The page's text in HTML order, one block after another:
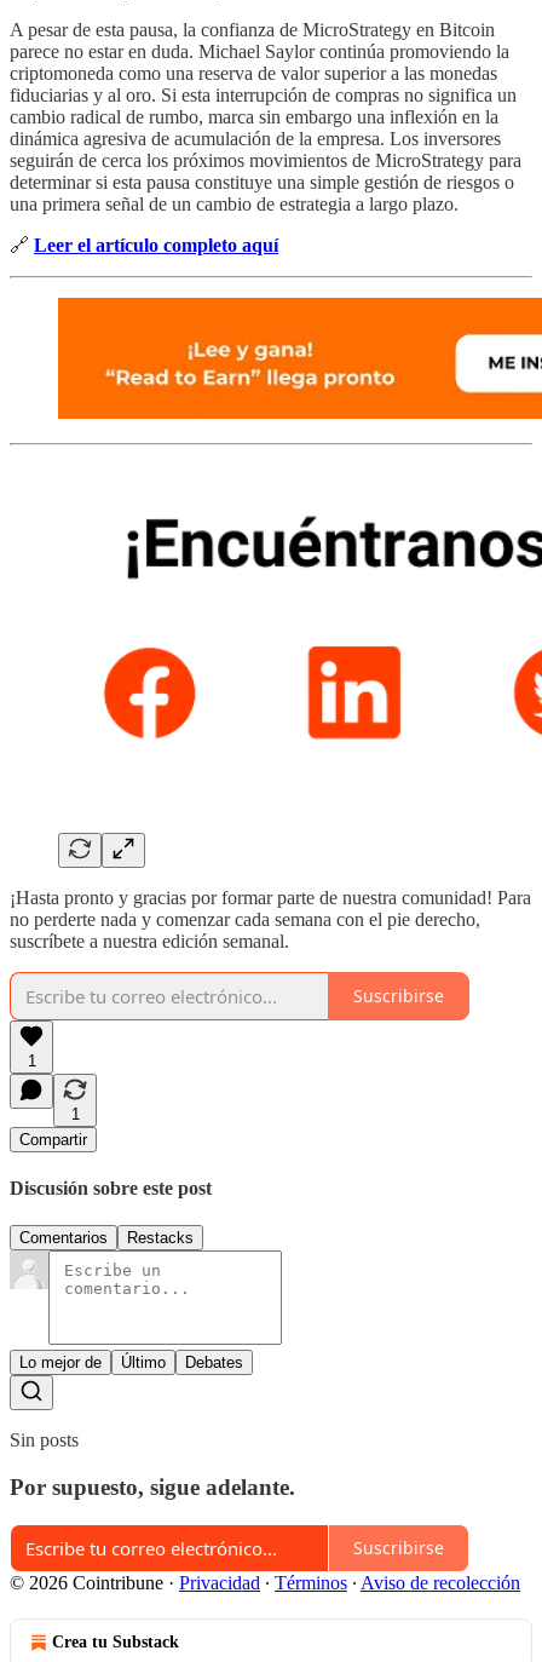
A pesar de esta pausa, la confianza de MicroStrategy en Bitcoin
parece no estar en duda. Michael Saylor continúa promoviendo la
criptomoneda como una reserva de valor superior a las monedas
fiduciarias y al oro. Si esta interrupción de compras no significa un
cambio radical de rumbo, marca sin embargo una inflexión en la
dinámica agresiva de acumulación de la empresa. Los inversores
seguirán de cerca los próximos movimientos de MicroStrategy para
determinar si esta pausa constituye una simple gestión de riesgos o
una primera señal de un cambio de estrategia a largo plazo.
🔗 Leer el artículo completo aquí
¡Hasta pronto y gracias por formar parte de nuestra comunidad! Para
no perderte nada y comenzar cada semana con el pie derecho,
suscríbete a nuestra edición semanal.
Suscribirse
1
1
Compartir
Discusión sobre este post
Comentarios Restacks
Lo mejor de Último Debates
Sin posts
Por supuesto, sigue adelante.
Suscribirse
© 2026 Cointribune · Privacidad ∙ Términos ∙ Aviso de recolección
Crea tu Substack